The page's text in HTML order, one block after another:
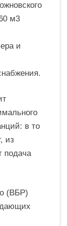
м3
и
в то
из
подача
(ВБР)